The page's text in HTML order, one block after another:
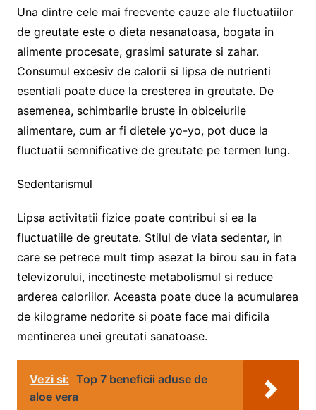
Una dintre cele mai frecvente cauze ale fluctuatiilor
de greutate este o dieta nesanatoasa, bogata in
alimente procesate, grasimi saturate si zahar.
Consumul excesiv de calorii si lipsa de nutrienti
esentiali poate duce la cresterea in greutate. De
asemenea, schimbarile bruste in obiceiurile
alimentare, cum ar fi dietele yo-yo, pot duce la
fluctuatii semnificative de greutate pe termen lung.
Sedentarismul
Lipsa activitatii fizice poate contribui si ea la
fluctuatiile de greutate. Stilul de viata sedentar, in
care se petrece mult timp asezat la birou sau in fata
televizorului, incetineste metabolismul si reduce
arderea caloriilor. Aceasta poate duce la acumularea
de kilograme nedorite si poate face mai dificila
mentinerea unei greutati sanatoase.
Vezi si: Top 7 beneficii aduse de
aloe vera